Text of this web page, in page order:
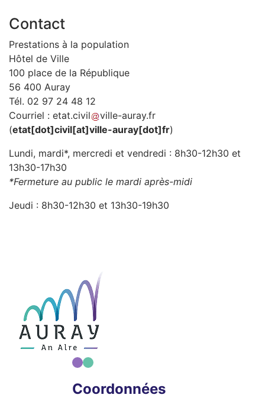
Contact
Prestations à la population
Hôtel de Ville
100 place de la République
56 400 Auray
Tél. 02 97 24 48 12
Courriel : etat.civil ville-auray.fr
(etat[dot]civil[at]ville-auray[dot]fr)
Lundi, mardi*, mercredi et vendredi : 8h30-12h30 et
13h30-17h30
*Fermeture au public le mardi après-midi
Jeudi : 8h30-12h30 et 13h30-19h30
Coordonnées